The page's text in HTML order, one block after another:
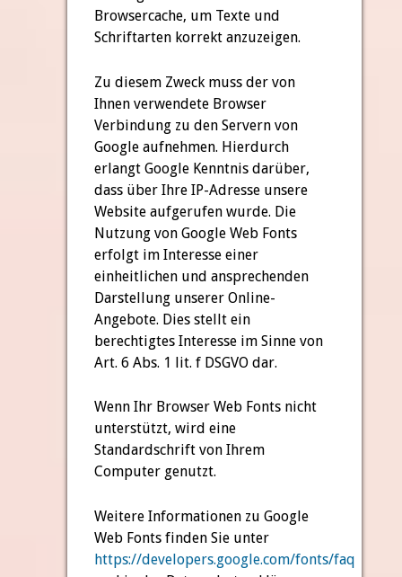
Browsercache, um Texte und
Schriftarten korrekt anzuzeigen.
Zu diesem Zweck muss der von
Ihnen verwendete Browser
Verbindung zu den Servern von
Google aufnehmen. Hierdurch
erlangt Google Kenntnis darüber,
dass über Ihre IP-Adresse unsere
Website aufgerufen wurde. Die
Nutzung von Google Web Fonts
erfolgt im Interesse einer
einheitlichen und ansprechenden
Darstellung unserer Online-
Angebote. Dies stellt ein
berechtigtes Interesse im Sinne von
Art. 6 Abs. 1 lit. f DSGVO dar.
Wenn Ihr Browser Web Fonts nicht
unterstützt, wird eine
Standardschrift von Ihrem
Computer genutzt.
Weitere Informationen zu Google
Web Fonts finden Sie unter
https://developers.google.com/fonts/faq